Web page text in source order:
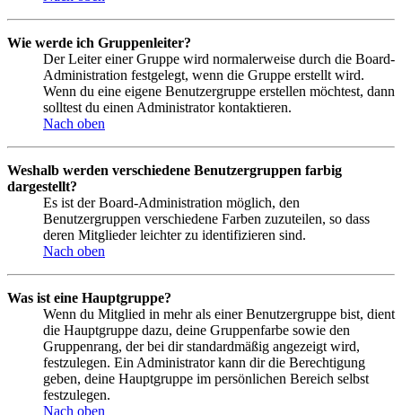
Wie werde ich Gruppenleiter?
Der Leiter einer Gruppe wird normalerweise durch die Board-
Administration festgelegt, wenn die Gruppe erstellt wird.
Wenn du eine eigene Benutzergruppe erstellen möchtest, dann
solltest du einen Administrator kontaktieren.
Nach oben
Weshalb werden verschiedene Benutzergruppen farbig
dargestellt?
Es ist der Board-Administration möglich, den
Benutzergruppen verschiedene Farben zuzuteilen, so dass
deren Mitglieder leichter zu identifizieren sind.
Nach oben
Was ist eine Hauptgruppe?
Wenn du Mitglied in mehr als einer Benutzergruppe bist, dient
die Hauptgruppe dazu, deine Gruppenfarbe sowie den
Gruppenrang, der bei dir standardmäßig angezeigt wird,
festzulegen. Ein Administrator kann dir die Berechtigung
geben, deine Hauptgruppe im persönlichen Bereich selbst
festzulegen.
Nach oben